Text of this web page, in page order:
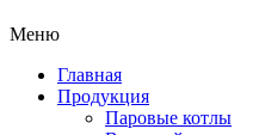
Меню
Главная
Продукция
Паровые котлы